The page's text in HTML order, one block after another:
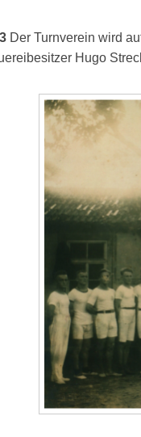
Der Turnverein wird
Hugo